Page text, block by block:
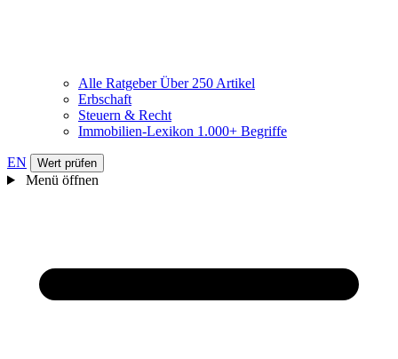
Alle RatgeberÜber 250 Artikel
Erbschaft
Steuern & Recht
Immobilien-Lexikon 1.000+ Begriffe
EN Wert prüfen
Menü öffnen